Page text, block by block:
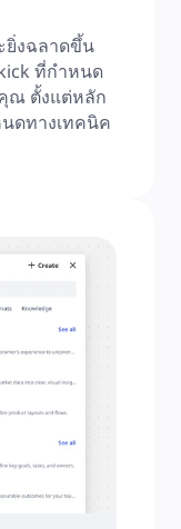
ยิ่งฉลาดขึ้น
ที่กำหนด
ณ ตั้งแต่หลัก
ดทางเทคนิค